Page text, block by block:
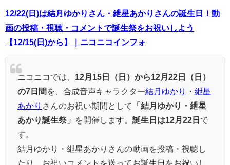
12/22(日)は結月ゆかりさん・紲星あかりさんの誕生日！動
画の投稿・視聴・コメントで誕生祭をお祝いしよう
【12/15(日)から】｜ニコニコインフォ
ニコニコでは、 12月15日（日）から12月22日（日）
の7日間 を、合成音声キャラクター結月ゆかり ・ 紲星
あかり さんのお祝い期間として
「結月ゆかり・紲星
あかり誕生祭」
を開催します。 誕生日は12月22日 で
す。
結月ゆかり・紲星あかりさんの動画を投稿・視聴し
たり、お祝いコメントを送ってお誕生日をお祝いし